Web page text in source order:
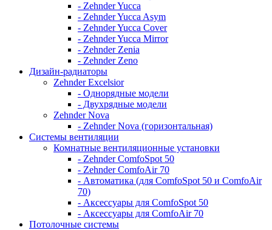
- Zehnder Yucca
- Zehnder Yucca Asym
- Zehnder Yucca Cover
- Zehnder Yucca Mirror
- Zehnder Zenia
- Zehnder Zeno
Дизайн-радиаторы
Zehnder Excelsior
- Однорядные модели
- Двухрядные модели
Zehnder Nova
- Zehnder Nova (горизонтальная)
Системы вентиляции
Комнатные вентиляционные установки
- Zehnder ComfoSpot 50
- Zehnder ComfoAir 70
- Автоматика (для ComfoSpot 50 и ComfoAir
70)
- Аксессуары для ComfoSpot 50
- Аксессуары для ComfoAir 70
Потолочные системы